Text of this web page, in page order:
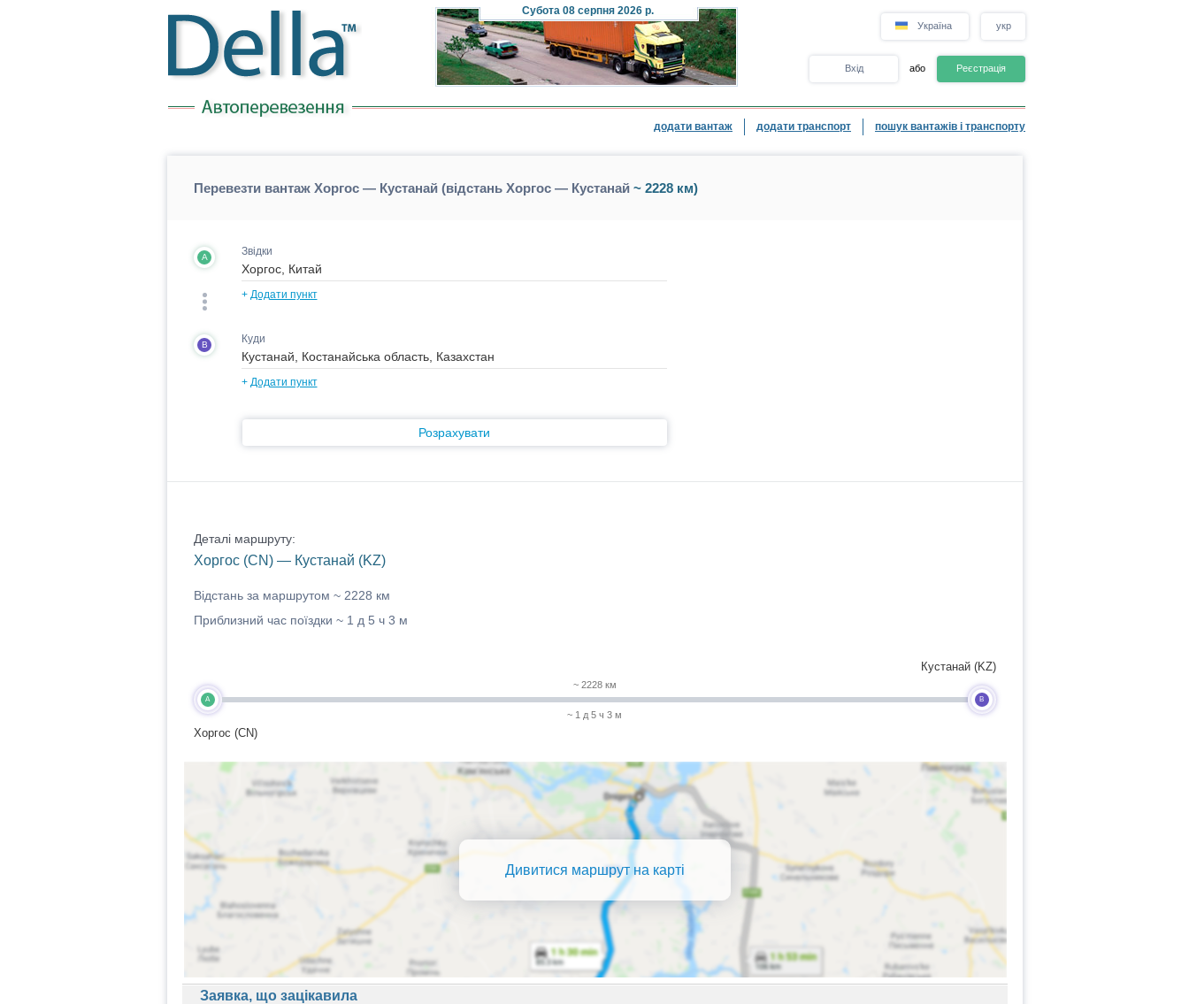
Субота08 серпня 2026 р.
Україна укр
Вхід або Реєстрація
додати вантаж додати транспорт пошук вантажів і транспорту
Перевезти вантаж Хоргос — Кустанай (відстань Хоргос — Кустанай~ 2228 км)
A Звідки
+ Додати пункт
B Куди
+ Додати пункт
Розрахувати
Деталі маршруту:
Хоргос (CN) — Кустанай (KZ)
Відстань за маршрутом ~ 2228 км
Приблизний час поїздки ~ 1 д 5 ч 3 м
A
Хоргос (CN)
~ 2228 км
~ 1 д 5 ч 3 м
B
Кустанай (KZ)
Дивитися маршрут на карті
Заявка, що зацікавила